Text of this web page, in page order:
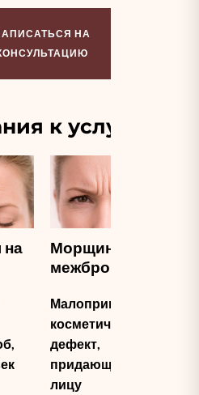
НА
к услуге
Морщины на
межбровье
косметический
дефект,
придающий
лицу